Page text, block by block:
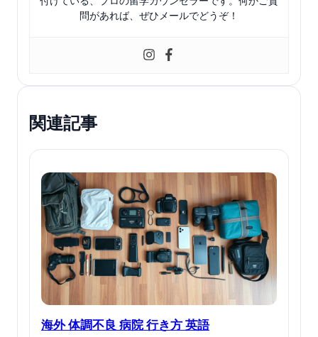
問があれば、ぜひメールでどうぞ！
関連記事
海外 体調不良 病院 行き方 英語